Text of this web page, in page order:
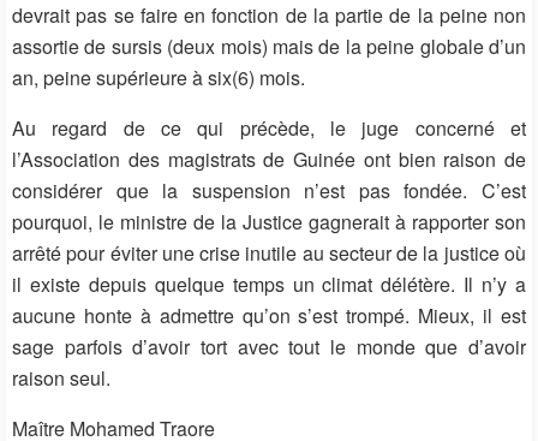
devrait pas se faire en fonction de la partie de la peine non
assortie de sursis (deux mois) mais de la peine globale d’un
an, peine supérieure à six(6) mois.
Au regard de ce qui précède, le juge concerné et
l’Association des magistrats de Guinée ont bien raison de
considérer que la suspension n’est pas fondée. C’est
pourquoi, le ministre de la Justice gagnerait à rapporter son
arrêté pour éviter une crise inutile au secteur de la justice où
il existe depuis quelque temps un climat délétère. Il n’y a
aucune honte à admettre qu’on s’est trompé. Mieux, il est
sage parfois d’avoir tort avec tout le monde que d’avoir
raison seul.
Maître Mohamed Traore